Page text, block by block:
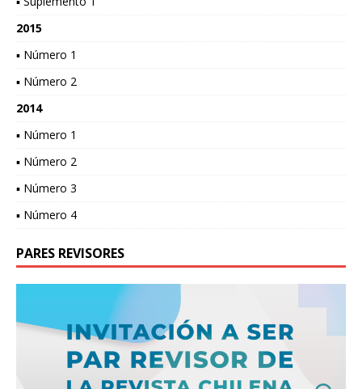
2015
▪ Número 1
▪ Número 2
2014
▪ Número 1
▪ Número 2
▪ Número 3
▪ Número 4
PARES REVISORES